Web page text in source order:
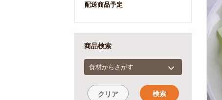
配送商品予定
商品検索
食材からさがす
クリア 検索